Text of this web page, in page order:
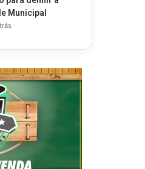
Municipal